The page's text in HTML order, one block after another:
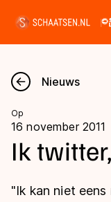
Nieuws
Kalender
Nieuws
Op
16 november 2011
Ik
"Ik kan niet